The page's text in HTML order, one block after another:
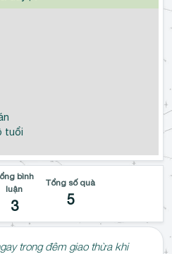
tuổi
bình
luận
3
Tổng số quà
5
trong đêm giao thừa khi